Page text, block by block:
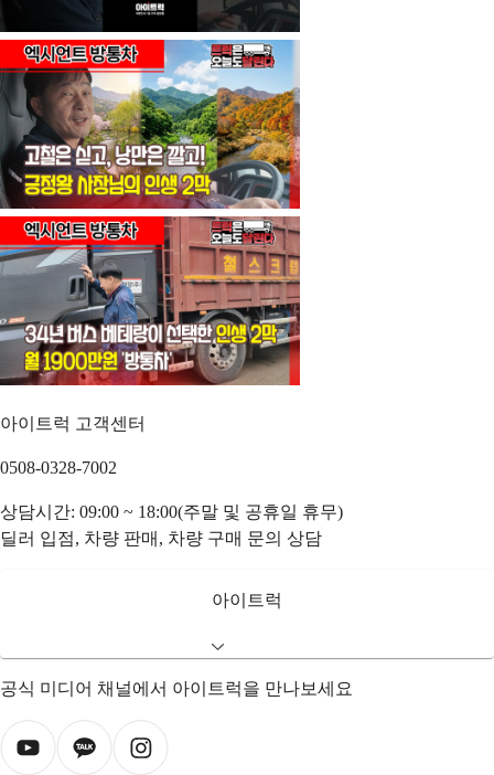
아이트럭 고객센터
0508-0328-7002
상담시간: 09:00 ~ 18:00(주말 및 공휴일 휴무)
딜러 입점, 차량 판매, 차량 구매 문의 상담
아이트럭
공식 미디어 채널에서 아이트럭을 만나보세요